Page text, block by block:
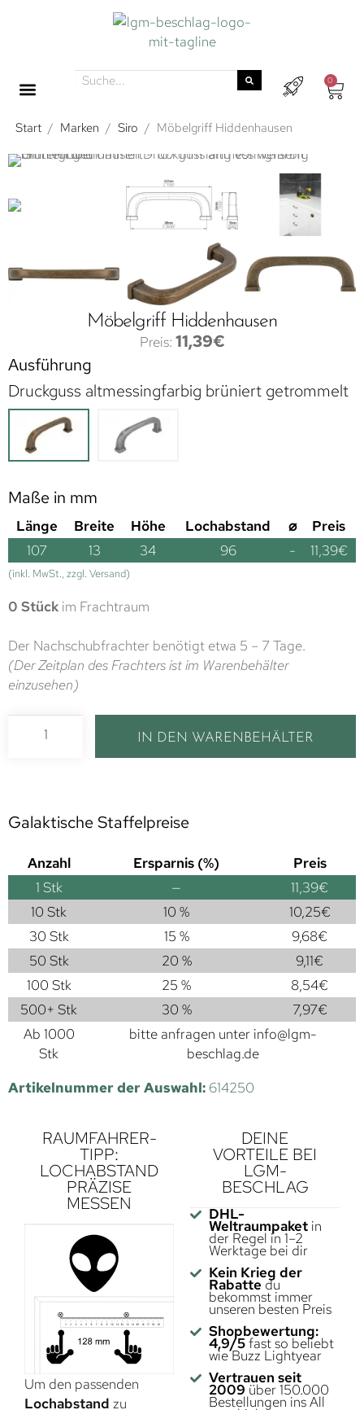
0
Start / Marken / Siro / Möbelgriff Hiddenhausen
Möbelgriff Hiddenhausen
11,39€
Ausführung
Druckguss altmessingfarbig brüniert getrommelt
Maße in mm
Länge Breite Höhe Lochabstand ⌀
Preis
107
13 34 96 - 11,39€
(inkl. MwSt., zzgl. Versand)
0 Stück im Frachtraum
Der Nachschubfrachter benötigt etwa 5 – 7 Tage.
(Der Zeitplan des Frachters ist im Warenbehälter
einzusehen)
IN DEN WARENBEHÄLTER
Galaktische Staffelpreise
Anzahl Ersparnis (%)
Preis
1 Stk — 11,39€
10 Stk
10 % 10,25€
30 Stk
15 % 9,68€
50 Stk
20 % 9,11€
100 Stk
25 % 8,54€
500+ Stk
30 % 7,97€
Ab 1000
Stk
bitte anfragen unter info@lgm-
beschlag.de
Artikelnummer der Auswahl: 614250
RAUMFAHRER-
TIPP:
LOCHABSTAND
PRÄZISE
MESSEN
Um den passenden
Lochabstand zu
DEINE
VORTEILE BEI
LGM-
BESCHLAG
DHL-
Weltraumpaketin
der Regel in 1–2
Werktage bei dir
Kein Krieg der
Rabatte du
bekommst immer
unseren besten Preis
Shopbewertung:
4,9/5fast so beliebt
wie Buzz Lightyear
Vertrauen seit
2009 über 150.000
Bestellungen ins All